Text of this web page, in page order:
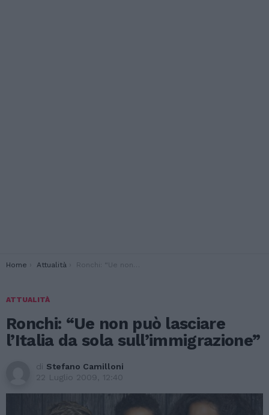
You are here:
Home Attualità Ronchi: “Ue non può lasciare l’Italia da sola sull’immigrazione”
ATTUALITÀ
Ronchi: “Ue non può lasciare
l’Italia da sola sull’immigrazione”
di Stefano Camilloni
22 Luglio 2009, 12:40